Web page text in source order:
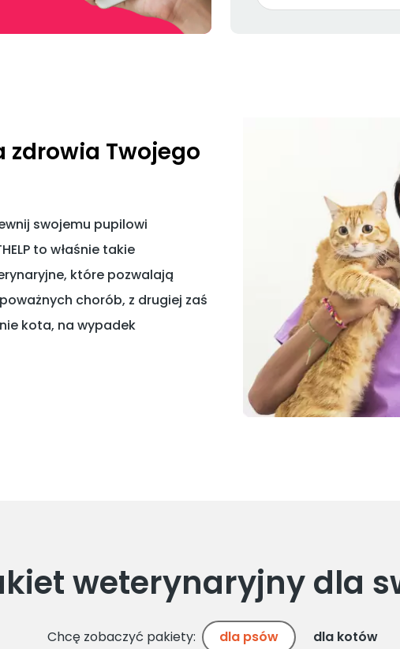
Twojego
swojemu pupilowi
to właśnie takie
które pozwalają
chorób, z drugiej zaś
kota, na wypadek
weterynaryjny dla
Chcę zobaczyć pakiety: dla psów dla kotów